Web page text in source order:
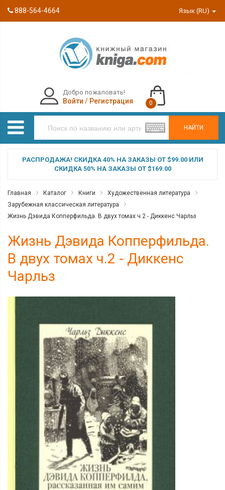
888-564-4664 Язык (RU)
НАЙТИ
Добро пожаловать!
Войти / Регистрация 0
РАСПРОДАЖА! СКИДКА 40% НА ЗАКАЗЫ ОТ $99.00 ИЛИ
СКИДКА 50% НА ЗАКАЗЫ ОТ $169.00
Главная Каталог Книги
Художественная литература
Зарубежная классическая литература
Жизнь Дэвида Копперфильда. В двух томах ч.2 - Диккенс Чарльз
Жизнь Дэвида Копперфильда.
В двух томах ч.2 - Диккенс
Чарльз